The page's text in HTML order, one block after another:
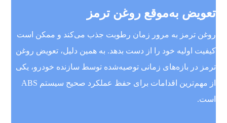
تعویض به‌موقع روغن ترمز
روغن ترمز به مرور زمان رطوبت جذب می‌کند و ممکن است
کیفیت اولیه خود را از دست بدهد. به همین دلیل، تعویض روغن
ترمز در بازه‌های زمانی توصیه‌شده توسط سازنده خودرو، یکی
از مهم‌ترین اقدامات برای حفظ عملکرد صحیح سیستم ABS
است.